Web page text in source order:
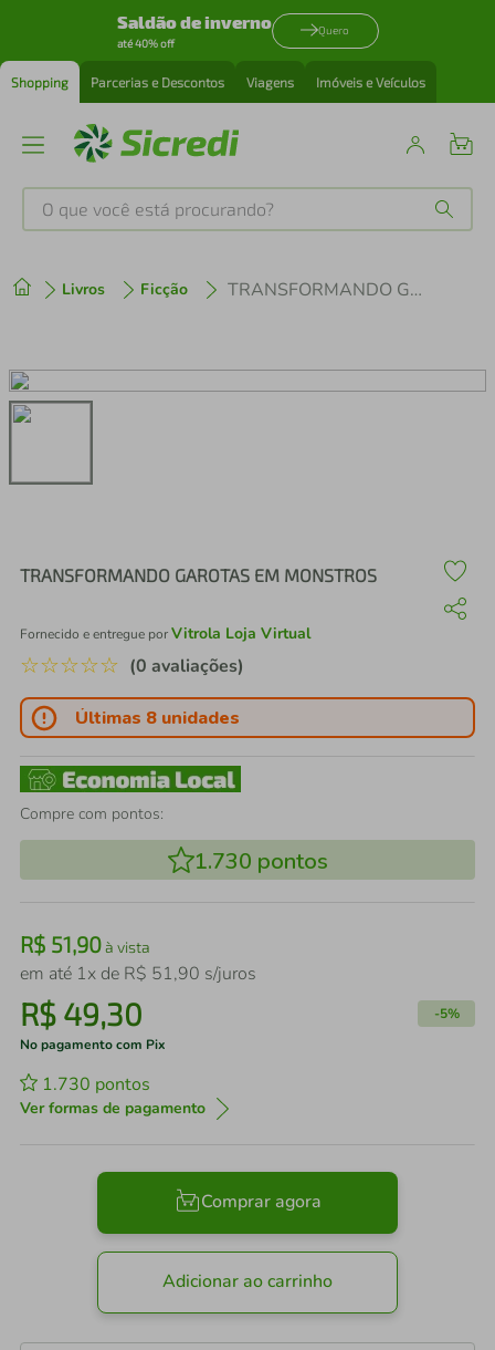
Saldão de inverno
até 40% off
Quero
Shopping Parcerias e Descontos Viagens Imóveis e Veículos
O que você está procurando?
Livros Ficção TRANSFORMANDO GAROTAS EM MONSTROS
TRANSFORMANDO GAROTAS EM MONSTROS
Fornecido e entregue porVitrola Loja Virtual
☆☆☆☆☆ (0 avaliações)
Últimas 8 unidades
Compre com pontos:
1.730 pontos
R$ 51,90à vista
em até 1x de R$ 51,90 s/juros
R$ 49,30 -5%
No pagamento com Pix
1.730 pontos
Ver formas de pagamento
Comprar agora
Adicionar ao carrinho
2º cafeteira